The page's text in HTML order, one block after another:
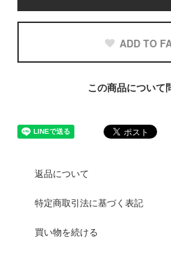
ADD TO
この商品について
返品について
特定商取引法に基づく表記
買い物を続ける